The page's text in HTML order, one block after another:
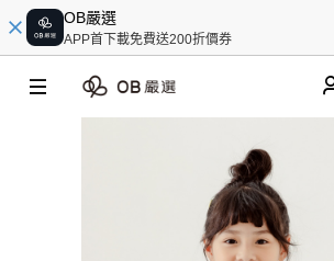
OB嚴選
APP首下載免費送200折價券